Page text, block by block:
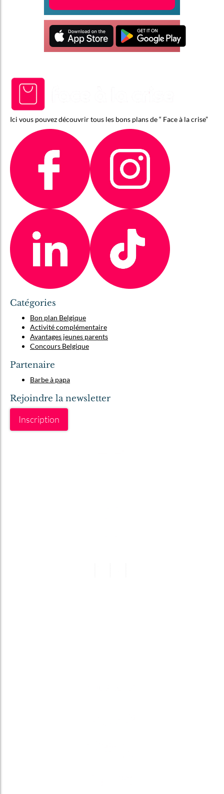
Ici vous pouvez découvrir tous les bons plans de “ Face à la crise”
Catégories
Bon plan Belgique
Activité complémentaire
Avantages jeunes parents
Concours Belgique
Partenaire
Barbe à papa
Rejoindre la newsletter
Inscription